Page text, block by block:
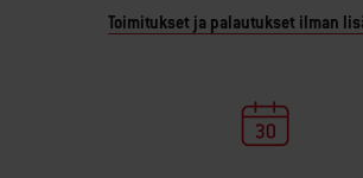
Toimitukset ja palautukset ilman